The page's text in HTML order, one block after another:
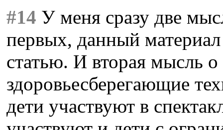
#14 У меня сразу две
первых, данный
статью. И вторая мысль о
здоровьесберегающие
дети участвуют в